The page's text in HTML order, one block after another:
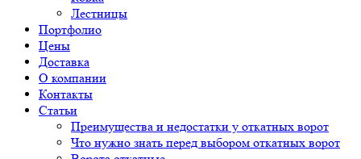
Лестницы
Портфолио
Цены
Доставка
О компании
Контакты
Статьи
Преимущества и недостатки у откатных ворот
Что нужно знать перед выбором откатных ворот